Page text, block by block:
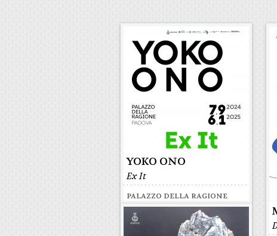
YOKO ONO
Ex It
PALAZZO DELLA RAGIONE